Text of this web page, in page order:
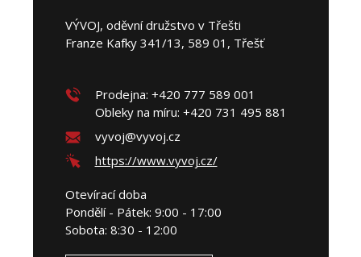
VÝVOJ, oděvní družstvo v Třešti
Franze Kafky 341/13, 589 01, Třešť
Prodejna: +420 777 589 001
Obleky na míru: +420 731 495 881
vyvoj@vyvoj.cz
https://www.vyvoj.cz/
Otevírací doba
Pondělí - Pátek: 9:00 - 17:00
Sobota: 8:30 - 12:00